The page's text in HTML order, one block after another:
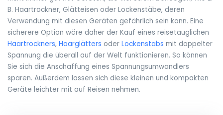
B. Haartrockner, Glätteisen oder Lockenstäbe, deren
Verwendung mit diesen Geräten gefährlich sein kann. Eine
sicherere Option wäre daher der Kauf eines reisetauglichen
Haartrockners, Haarglätters oder Lockenstabs mit doppelter
Spannung die überall auf der Welt funktionieren. So können
Sie sich die Anschaffung eines Spannungsumwandlers
sparen. Außerdem lassen sich diese kleinen und kompakten
Geräte leichter mit auf Reisen nehmen.